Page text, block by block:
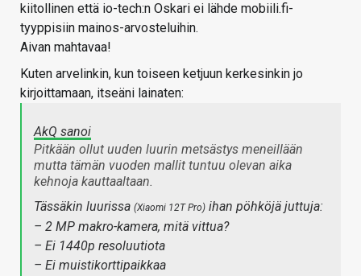
kiitollinen että io-tech:n Oskari ei lähde mobiili.fi-
tyyppisiin mainos-arvosteluihin.
Aivan mahtavaa!
Kuten arvelinkin, kun toiseen ketjuun kerkesinkin jo
kirjoittamaan, itseäni lainaten:
AkQ sanoi
Pitkään ollut uuden luurin metsästys meneillään
mutta tämän vuoden mallit tuntuu olevan aika
kehnoja kauttaaltaan.
Tässäkin luurissa (Xiaomi 12T Pro) ihan pöhköjä juttuja:
– 2 MP makro-kamera, mitä vittua?
– Ei 1440p resoluutiota
– Ei muistikorttipaikkaa